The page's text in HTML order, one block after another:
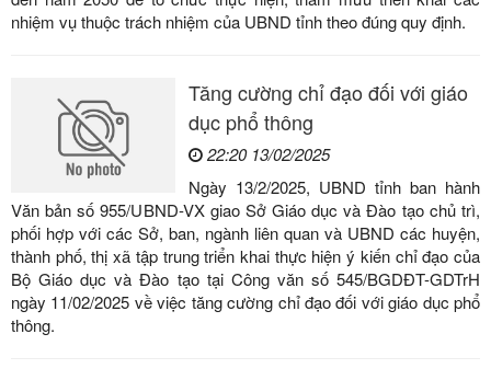
nhiệm vụ thuộc trách nhiệm của UBND tỉnh theo đúng quy định.
Tăng cường chỉ đạo đối với giáo
dục phổ thông
22:20 13/02/2025
Ngày 13/2/2025, UBND tỉnh ban hành
Văn bản số 955/UBND-VX giao Sở Giáo dục và Đào tạo chủ trì,
phối hợp với các Sở, ban, ngành liên quan và UBND các huyện,
thành phố, thị xã tập trung triển khai thực hiện ý kiến chỉ đạo của
Bộ Giáo dục và Đào tạo tại Công văn số 545/BGDĐT-GDTrH
ngày 11/02/2025 về việc tăng cường chỉ đạo đối với giáo dục phổ
thông.